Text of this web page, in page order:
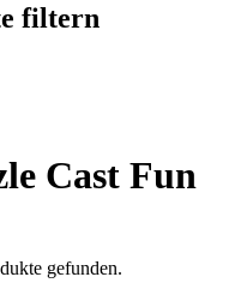
filtern
Cast Fun
gefunden.